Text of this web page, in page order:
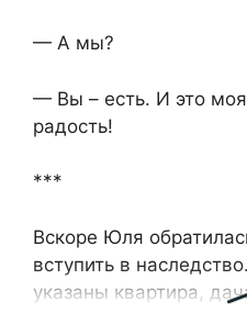
— А мы?
— Вы – есть. И это
радость!
***
Вскоре Юля
вступить в
указаны квартира,